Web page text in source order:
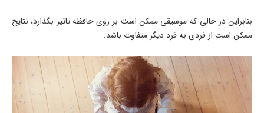
بنابراین در حالی که موسیقی ممکن است بر روی حافظه تاثیر بگذارد، نتایج
ممکن است از فردی به فرد دیگر متفاوت باشد.